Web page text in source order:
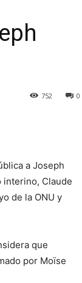
0
752
a Joseph
interino, Claude
de la ONU y
que
por Moïse